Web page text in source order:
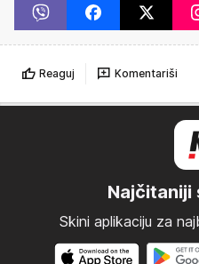
Reaguj Komentariši
Najčitaniji
Skini aplikaciju za